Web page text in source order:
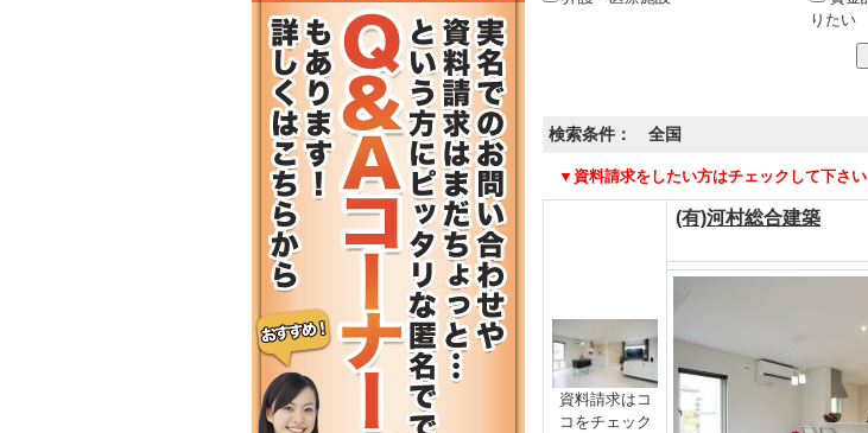
りたい
検索条件： 全国
▼資料請求をしたい方はチェックして下さい
資料請求はコ
コをチェック
(有)河村総合建築